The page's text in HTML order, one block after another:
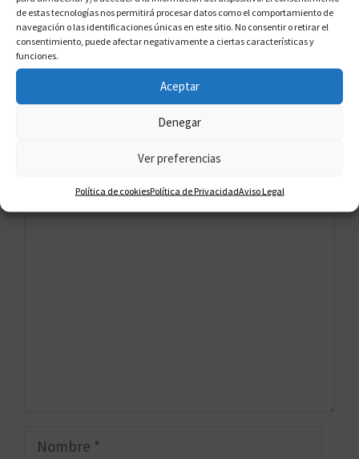
de estas tecnologías nos permitirá procesar datos como el comportamiento de
navegación o las identificaciones únicas en este sitio. No consentir o retirar el
consentimiento, puede afectar negativamente a ciertas características y
funciones.
Aceptar
Denegar
Ver preferencias
Política de cookiesPolítica de PrivacidadAviso Legal
abogados que se especializa en la
protección de los derechos de los
consumidores y la anulación de
contratos.
Deja un comentario
Nombre